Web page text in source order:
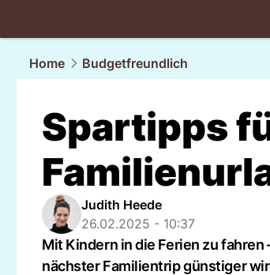
Home
Budgetfreundlich
Spartipps
Judith Heede
26.02.2025 - 10:37
Mit Kindern in die Ferien zu fahren
nächster Familientrip günstiger